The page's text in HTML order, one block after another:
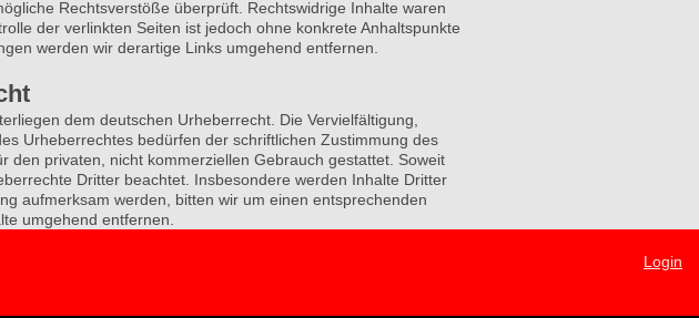
Rechtsverstöße überprüft. Rechtswidrige Inhalte waren
der verlinkten Seiten ist jedoch ohne konkrete Anhaltspunkte
werden wir derartige Links umgehend entfernen.
dem deutschen Urheberrecht. Die Vervielfältigung,
Urheberrechtes bedürfen der schriftlichen Zustimmung des
den privaten, nicht kommerziellen Gebrauch gestattet. Soweit
Dritter beachtet. Insbesondere werden Inhalte Dritter
aufmerksam werden, bitten wir um einen entsprechenden
umgehend entfernen.
Login